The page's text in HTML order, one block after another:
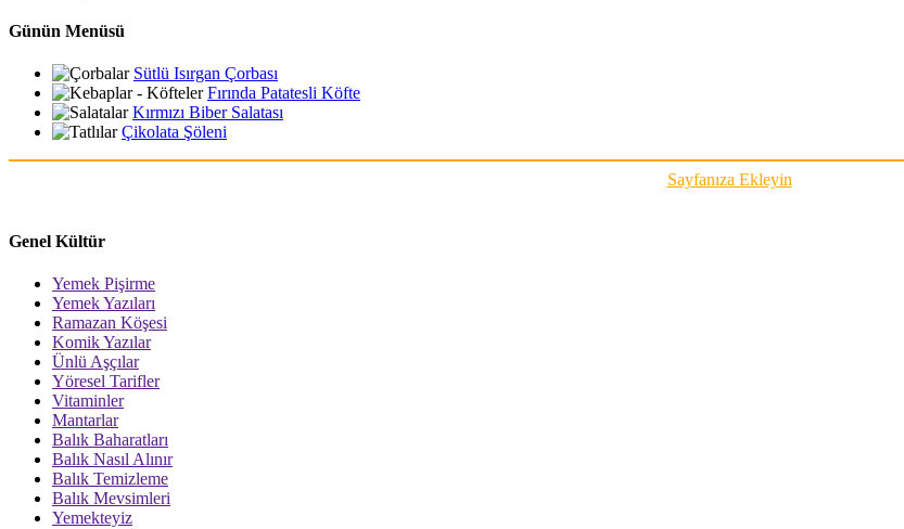
Günün Menüsü
Sütlü Isırgan Çorbası
Fırında Patatesli Köfte
Kırmızı Biber Salatası
Çikolata Şöleni
Sayfanıza Ekleyin
Genel Kültür
Yemek Pişirme
Yemek Yazıları
Ramazan Köşesi
Komik Yazılar
Ünlü Aşçılar
Yöresel Tarifler
Vitaminler
Mantarlar
Balık Baharatları
Balık Nasıl Alınır
Balık Temizleme
Balık Mevsimleri
Yemekteyiz